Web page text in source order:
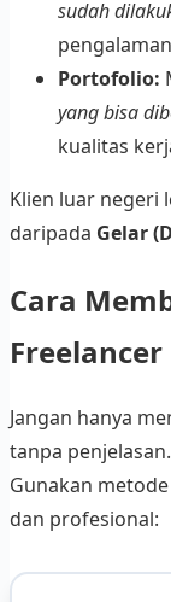
sudah
Portofolio:
yang bisa
kualitas
Klien luar negeri
daripada Gelar
Cara
Freelancer
Jangan hanya
tanpa
Gunakan metode
dan profesional: